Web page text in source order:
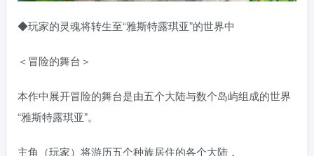
◆玩家的灵魂将转生至“雅斯特露琪亚”的世界中
＜冒险的舞台＞
本作中展开冒险的舞台是由五个大陆与数个岛屿组成的世界
“雅斯特露琪亚”。
主角（玩家）将游历五个种族居住的各个大陆，